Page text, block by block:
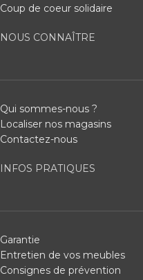
Coup de coeur solidaire
NOUS CONNAÎTRE
Qui sommes-nous ?
Localiser nos magasins
Contactez-nous
INFOS PRATIQUES
Garantie
Entretien de vos meubles
Consignes de prévention